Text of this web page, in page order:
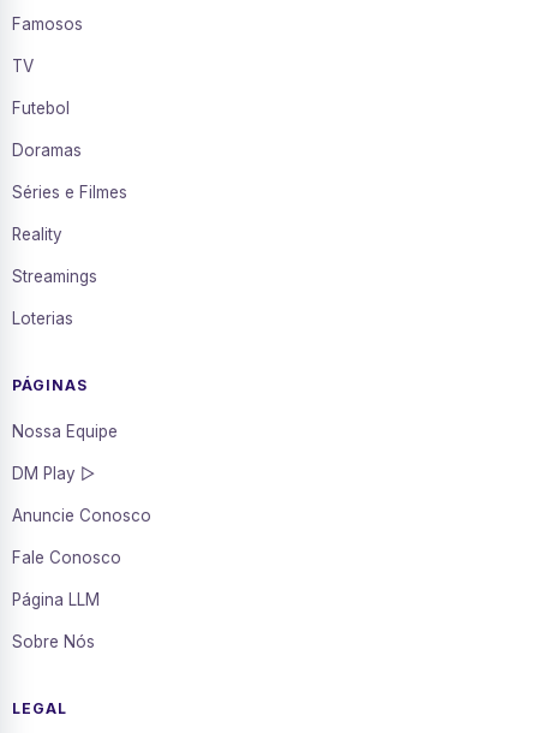
Famosos
TV
Futebol
Doramas
Séries e Filmes
Reality
Streamings
Loterias
PÁGINAS
Nossa Equipe
DM Play ▷
Anuncie Conosco
Fale Conosco
Página LLM
Sobre Nós
LEGAL